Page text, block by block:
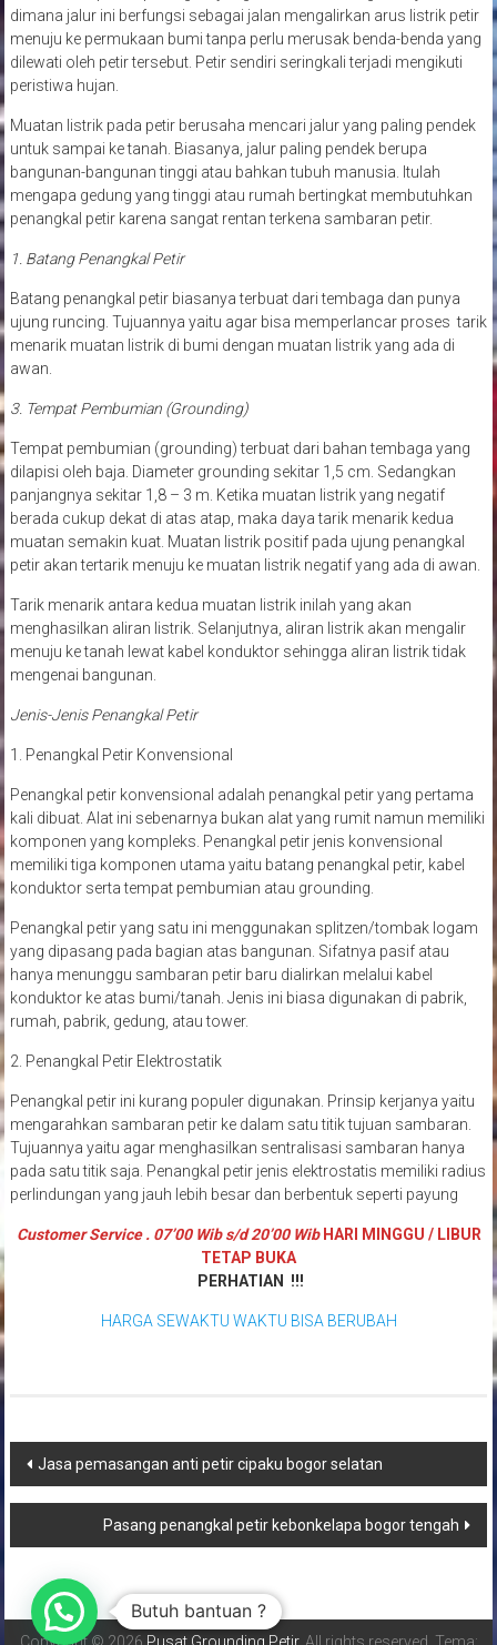
dimana jalur ini berfungsi sebagai jalan mengalirkan arus listrik petir
menuju ke permukaan bumi tanpa perlu merusak benda-benda yang
dilewati oleh petir tersebut. Petir sendiri seringkali terjadi mengikuti
peristiwa hujan.
Muatan listrik pada petir berusaha mencari jalur yang paling pendek
untuk sampai ke tanah. Biasanya, jalur paling pendek berupa
bangunan-bangunan tinggi atau bahkan tubuh manusia. Itulah
mengapa gedung yang tinggi atau rumah bertingkat membutuhkan
penangkal petir karena sangat rentan terkena sambaran petir.
1. Batang Penangkal Petir
Batang penangkal petir biasanya terbuat dari tembaga dan punya
ujung runcing. Tujuannya yaitu agar bisa memperlancar proses tarik
menarik muatan listrik di bumi dengan muatan listrik yang ada di
awan.
3. Tempat Pembumian (Grounding)
Tempat pembumian (grounding) terbuat dari bahan tembaga yang
dilapisi oleh baja. Diameter grounding sekitar 1,5 cm. Sedangkan
panjangnya sekitar 1,8 – 3 m. Ketika muatan listrik yang negatif
berada cukup dekat di atas atap, maka daya tarik menarik kedua
muatan semakin kuat. Muatan listrik positif pada ujung penangkal
petir akan tertarik menuju ke muatan listrik negatif yang ada di awan.
Tarik menarik antara kedua muatan listrik inilah yang akan
menghasilkan aliran listrik. Selanjutnya, aliran listrik akan mengalir
menuju ke tanah lewat kabel konduktor sehingga aliran listrik tidak
mengenai bangunan.
Jenis-Jenis Penangkal Petir
1. Penangkal Petir Konvensional
Penangkal petir konvensional adalah penangkal petir yang pertama
kali dibuat. Alat ini sebenarnya bukan alat yang rumit namun memiliki
komponen yang kompleks. Penangkal petir jenis konvensional
memiliki tiga komponen utama yaitu batang penangkal petir, kabel
konduktor serta tempat pembumian atau grounding.
Penangkal petir yang satu ini menggunakan splitzen/tombak logam
yang dipasang pada bagian atas bangunan. Sifatnya pasif atau
hanya menunggu sambaran petir baru dialirkan melalui kabel
konduktor ke atas bumi/tanah. Jenis ini biasa digunakan di pabrik,
rumah, pabrik, gedung, atau tower.
2. Penangkal Petir Elektrostatik
Penangkal petir ini kurang populer digunakan. Prinsip kerjanya yaitu
mengarahkan sambaran petir ke dalam satu titik tujuan sambaran.
Tujuannya yaitu agar menghasilkan sentralisasi sambaran hanya
pada satu titik saja. Penangkal petir jenis elektrostatis memiliki radius
perlindungan yang jauh lebih besar dan berbentuk seperti payung
Customer Service . 07’00 Wib s/d 20’00 WibHARI MINGGU / LIBUR
TETAP BUKA
PERHATIAN !!!
HARGA SEWAKTU WAKTU BISA BERUBAH
Navigasi
pos
Jasa pemasangan anti petir cipaku bogor selatan
Pasang penangkal petir kebonkelapa bogor tengah
Butuh bantuan ?